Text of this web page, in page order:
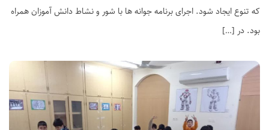
که تنوع ایجاد شود. اجرای برنامه جوانه ها با شور و نشاط دانش آموزان همراه
بود. در […]